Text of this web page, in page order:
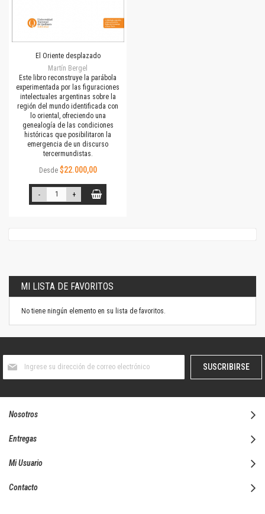
El Oriente desplazado
Martín Bergel
Este libro reconstruye la parábola
experimentada por las figuraciones
intelectuales argentinas sobre la
región del mundo identificada con
lo oriental, ofreciendo una
genealogía de las condiciones
históricas que posibilitaron la
emergencia de un discurso
tercermundistas.
Desde $22.000,00
- +
MI LISTA DE FAVORITOS
No tiene ningún elemento en su lista de favoritos.
boletín
SUSCRIBIRSE
Nosotros
Entregas
Mi Usuario
Contacto